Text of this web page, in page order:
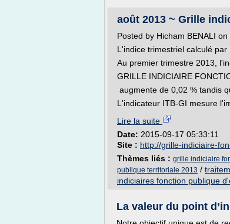
août 2013 ~ Grille
Posted by Hicham BENALI
L'indice trimestriel calculé par
Au premier trimestre 2013,
GRILLE INDICIAIRE
augmente de 0,02 % tandis
L'indicateur ITB-GI mesure
Lire la suite
Date: 2015-09-17 05:33:11
Site : http://grille-indiciaire-
Thèmes liés : grille indiciaire
publique territoriale 2013 /
indiciaires fonction publique
La valeur du point